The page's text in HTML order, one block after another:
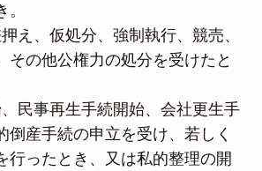
え、仮処分、強制執行、競売、
その他公権力の処分を受けたと
民事再生手続開始、会社更生手
倒産手続の申立を受け、若しく
行ったとき、又は私的整理の開